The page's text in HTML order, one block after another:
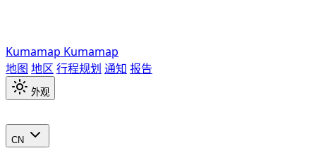
Kumamap Kumamap
地图 地区 行程规划 通知 报告
外观
CN